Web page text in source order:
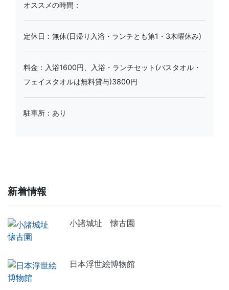
オススメの時間：
定休日：無休(日帰り入浴・ランチとも第1・3木曜休み)
料金：入浴1600円、入浴・ランチセット(バスタオル・
フェイスタオルは無料貸与)3800円
駐車所：あり
新着情報
小諸城址 懐古園
日本浮世絵博物館